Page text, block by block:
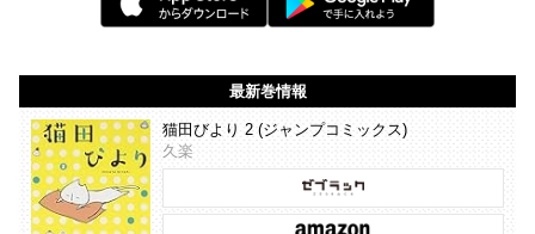
最新巻情報
猫田びより 2 (ジャンプコミックス)
久楽